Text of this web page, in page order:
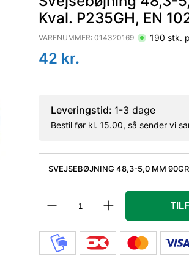
Kval. P235GH, EN
VARENUMMER: 014320169 190 stk.
42 kr.
Leveringstid: 1-3 dage
Bestil før kl. 15.00, så sender vi
SVEJSEBØJNING 48,3-5,0 MM